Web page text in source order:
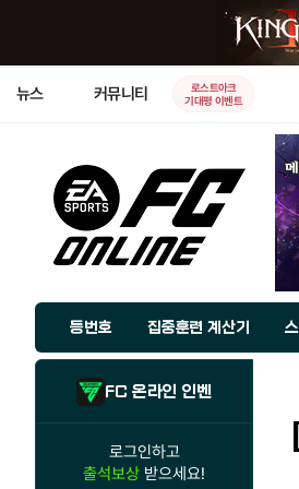
뉴스 커뮤니티
로스트아크
기대평 이벤트
등번호 집중훈련 계산기
FC 온라인 인벤
로그인하고
출석보상 받으세요!